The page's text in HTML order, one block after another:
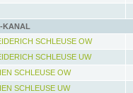
KANAL
SCHLEUSE OW
SCHLEUSE UW
SCHLEUSE OW
SCHLEUSE UW